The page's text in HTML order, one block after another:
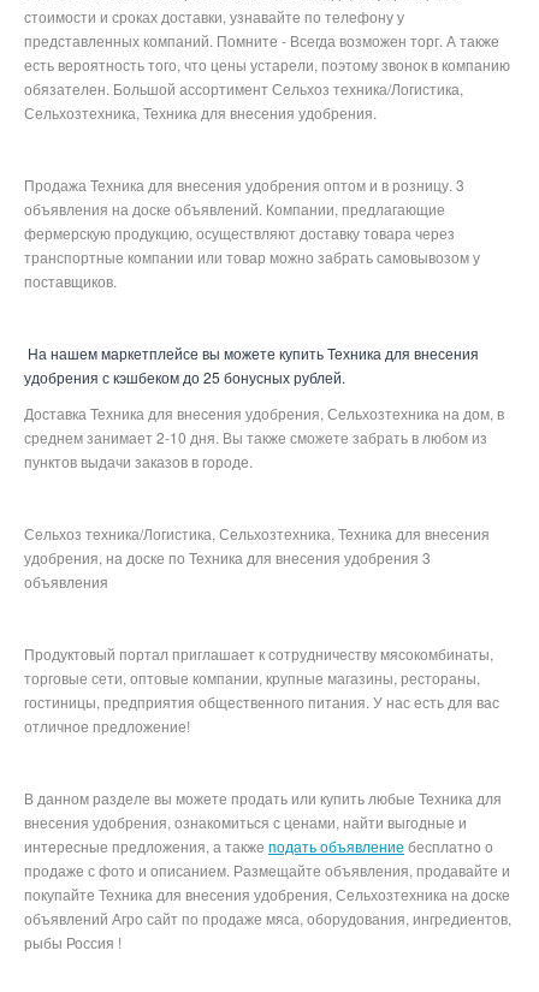
стоимости и сроках доставки, узнавайте по телефону у
представленных компаний. Помните - Всегда возможен торг. А также
есть вероятность того, что цены устарели, поэтому звонок в компанию
обязателен. Большой ассортимент Сельхоз техника/Логистика,
Сельхозтехника, Техника для внесения удобрения.
Продажа Техника для внесения удобрения оптом и в розницу. 3
объявления на доске объявлений. Компании, предлагающие
фермерскую продукцию, осуществляют доставку товара через
транспортные компании или товар можно забрать самовывозом у
поставщиков.
На нашем маркетплейсе вы можете купить Техника для внесения
удобрения с кэшбеком до 25 бонусных рублей.
Доставка Техника для внесения удобрения, Сельхозтехника на дом, в
среднем занимает 2-10 дня. Вы также сможете забрать в любом из
пунктов выдачи заказов в городе.
Сельхоз техника/Логистика, Сельхозтехника, Техника для внесения
удобрения, на доске по Техника для внесения удобрения 3
объявления
Продуктовый портал приглашает к сотрудничеству мясокомбинаты,
торговые сети, оптовые компании, крупные магазины, рестораны,
гостиницы, предприятия общественного питания. У нас есть для вас
отличное предложение!
В данном разделе вы можете продать или купить любые Техника для
внесения удобрения, ознакомиться с ценами, найти выгодные и
интересные предложения, а также подать объявление бесплатно о
продаже с фото и описанием. Размещайте объявления, продавайте и
покупайте Техника для внесения удобрения, Сельхозтехника на доске
объявлений Агро сайт по продаже мяса, оборудования, ингредиентов,
рыбы Россия !